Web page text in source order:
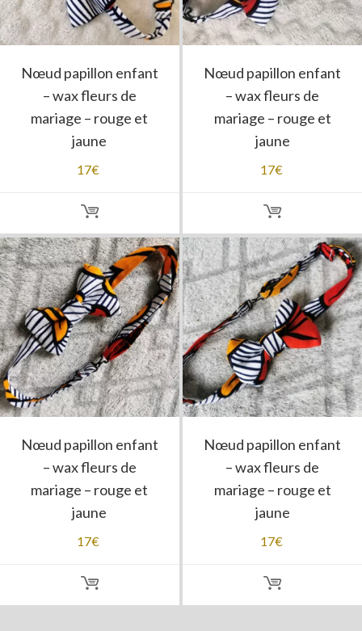
Nœud papillon enfant
– wax fleurs de
mariage – rouge et
jaune
17€
Nœud papillon enfant
– wax fleurs de
mariage – rouge et
jaune
17€
Nœud papillon enfant
– wax fleurs de
mariage – rouge et
jaune
17€
Nœud papillon enfant
– wax fleurs de
mariage – rouge et
jaune
17€